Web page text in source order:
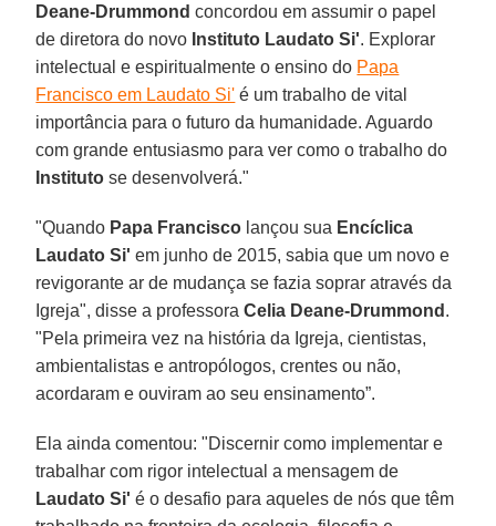
Deane-Drummond concordou em assumir o papel
de diretora do novo Instituto Laudato Si'. Explorar
intelectual e espiritualmente o ensino do Papa
Francisco em Laudato Si' é um trabalho de vital
importância para o futuro da humanidade. Aguardo
com grande entusiasmo para ver como o trabalho do
Instituto se desenvolverá."
"Quando Papa Francisco lançou sua Encíclica
Laudato Si' em junho de 2015, sabia que um novo e
revigorante ar de mudança se fazia soprar através da
Igreja", disse a professoraCelia Deane-Drummond .
"Pela primeira vez na história da Igreja, cientistas,
ambientalistas e antropólogos, crentes ou não,
acordaram e ouviram ao seu ensinamento”.
Ela ainda comentou: "Discernir como implementar e
trabalhar com rigor intelectual a mensagem de
Laudato Si' é o desafio para aqueles de nós que têm